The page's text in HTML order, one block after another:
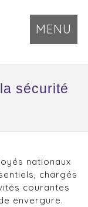
MENU
sécurité
nationaux
chargés
courantes
envergure.